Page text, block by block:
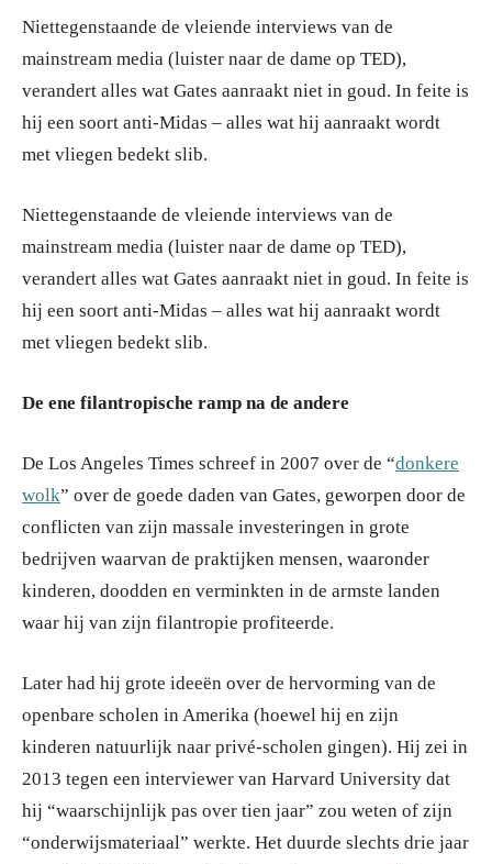
Niettegenstaande de vleiende interviews van de
mainstream media (luister naar de dame op TED),
verandert alles wat Gates aanraakt niet in goud. In feite is
hij een soort anti-Midas – alles wat hij aanraakt wordt
met vliegen bedekt slib.
Niettegenstaande de vleiende interviews van de
mainstream media (luister naar de dame op TED),
verandert alles wat Gates aanraakt niet in goud. In feite is
hij een soort anti-Midas – alles wat hij aanraakt wordt
met vliegen bedekt slib.
De ene filantropische ramp na de andere
De Los Angeles Times schreef in 2007 over de “donkere
wolk” over de goede daden van Gates, geworpen door de
conflicten van zijn massale investeringen in grote
bedrijven waarvan de praktijken mensen, waaronder
kinderen, doodden en verminkten in de armste landen
waar hij van zijn filantropie profiteerde.
Later had hij grote ideeën over de hervorming van de
openbare scholen in Amerika (hoewel hij en zijn
kinderen natuurlijk naar privé-scholen gingen). Hij zei in
2013 tegen een interviewer van Harvard University dat
hij “waarschijnlijk pas over tien jaar” zou weten of zijn
“onderwijsmateriaal” werkte. Het duurde slechts drie jaar